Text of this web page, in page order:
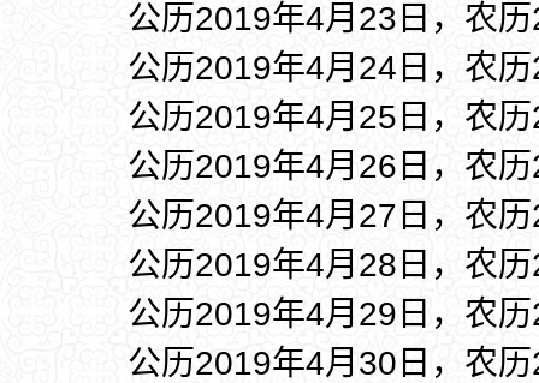
公历2019年4月23日，农
公历2019年4月24日，农
公历2019年4月25日，农
公历2019年4月26日，农
公历2019年4月27日，农
公历2019年4月28日，农
公历2019年4月29日，农
公历2019年4月30日，农